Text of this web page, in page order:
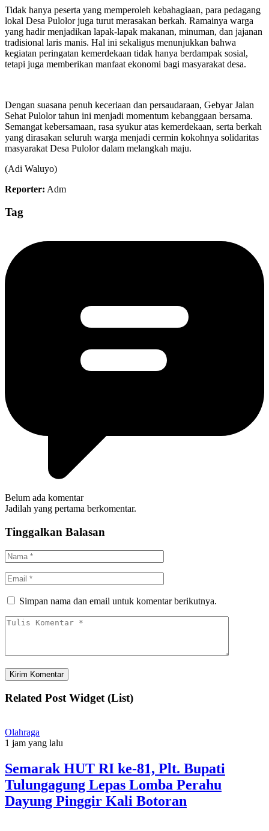
Tidak hanya peserta yang memperoleh kebahagiaan, para pedagang
lokal Desa Pulolor juga turut merasakan berkah. Ramainya warga
yang hadir menjadikan lapak-lapak makanan, minuman, dan jajanan
tradisional laris manis. Hal ini sekaligus menunjukkan bahwa
kegiatan peringatan kemerdekaan tidak hanya berdampak sosial,
tetapi juga memberikan manfaat ekonomi bagi masyarakat desa.
Dengan suasana penuh keceriaan dan persaudaraan, Gebyar Jalan
Sehat Pulolor tahun ini menjadi momentum kebanggaan bersama.
Semangat kebersamaan, rasa syukur atas kemerdekaan, serta berkah
yang dirasakan seluruh warga menjadi cermin kokohnya solidaritas
masyarakat Desa Pulolor dalam melangkah maju.
(Adi Waluyo)
Reporter: Adm
Tag
Belum ada komentar
Jadilah yang pertama berkomentar.
Tinggalkan Balasan
Simpan nama dan email untuk komentar berikutnya.
Related Post Widget (List)
Olahraga
1 jam yang lalu
Semarak HUT RI ke-81, Plt. Bupati
Tulungagung Lepas Lomba Perahu
Dayung Pinggir Kali Botoran